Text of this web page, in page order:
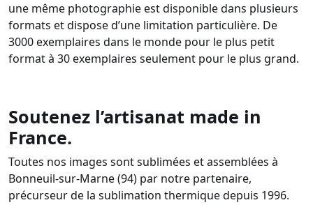
une même photographie est disponible dans plusieurs
formats et dispose d’une limitation particulière. De
3000 exemplaires dans le monde pour le plus petit
format à 30 exemplaires seulement pour le plus grand.
Soutenez l’artisanat made in
France.
Toutes nos images sont sublimées et assemblées à
Bonneuil-sur-Marne (94) par notre partenaire,
précurseur de la sublimation thermique depuis 1996.